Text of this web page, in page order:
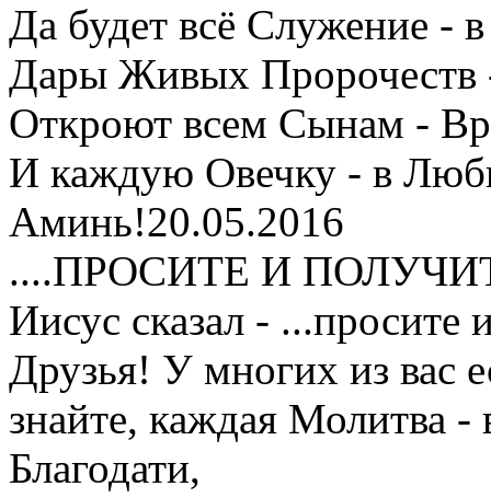
Да будет всё Служение
Дары Живых Пророчеств
Откроют всем Сынам -
И каждую Овечку - в
Аминь!20.05.2016
....ПРОСИТЕ И
Иисус сказал -
Друзья! У многих из вас
знайте, каждая Молитва -
Благодати,